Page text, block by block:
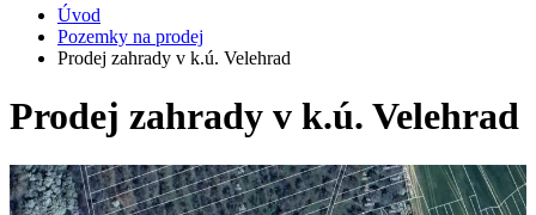
Úvod
Pozemky na prodej
Prodej zahrady v k.ú. Velehrad
Prodej zahrady v k.ú. Velehrad